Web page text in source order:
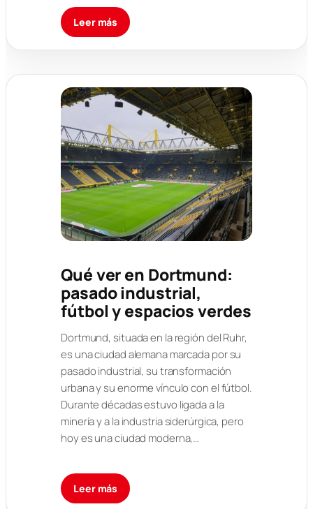
Leer más
Qué ver en Dortmund:
pasado industrial,
fútbol y espacios verdes
Dortmund, situada en la región del Ruhr,
es una ciudad alemana marcada por su
pasado industrial, su transformación
urbana y su enorme vínculo con el fútbol.
Durante décadas estuvo ligada a la
minería y a la industria siderúrgica, pero
hoy es una ciudad moderna,…
Leer más